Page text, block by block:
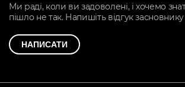
Ми раді, коли ви задоволені, і хочемо
пішло не так. Напишіть відгук засновнику
НАПИСАТИ